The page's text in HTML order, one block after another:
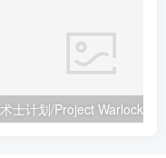
术士计划/Project Warlock